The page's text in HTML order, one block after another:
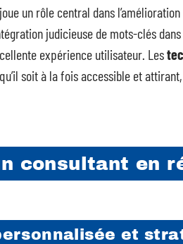
joue un rôle central dans
judicieuse de mots-clés
expérience utilisateur. Les
soit à la fois accessible et
consultant en
et